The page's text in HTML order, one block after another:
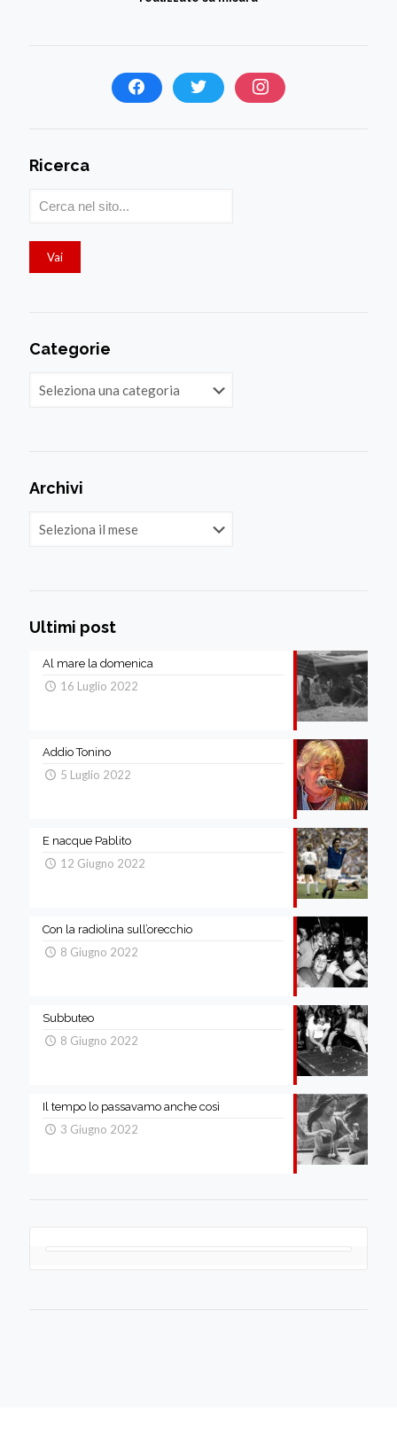
Ricerca
Categorie
Archivi
Ultimi post
Al mare la domenica
16 Luglio 2022
Addio Tonino
5 Luglio 2022
E nacque Pablito
12 Giugno 2022
Con la radiolina sull’orecchio
8 Giugno 2022
Subbuteo
8 Giugno 2022
Il tempo lo passavamo anche così
3 Giugno 2022